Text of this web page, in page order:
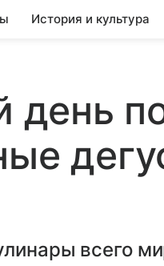
История и культура
всего